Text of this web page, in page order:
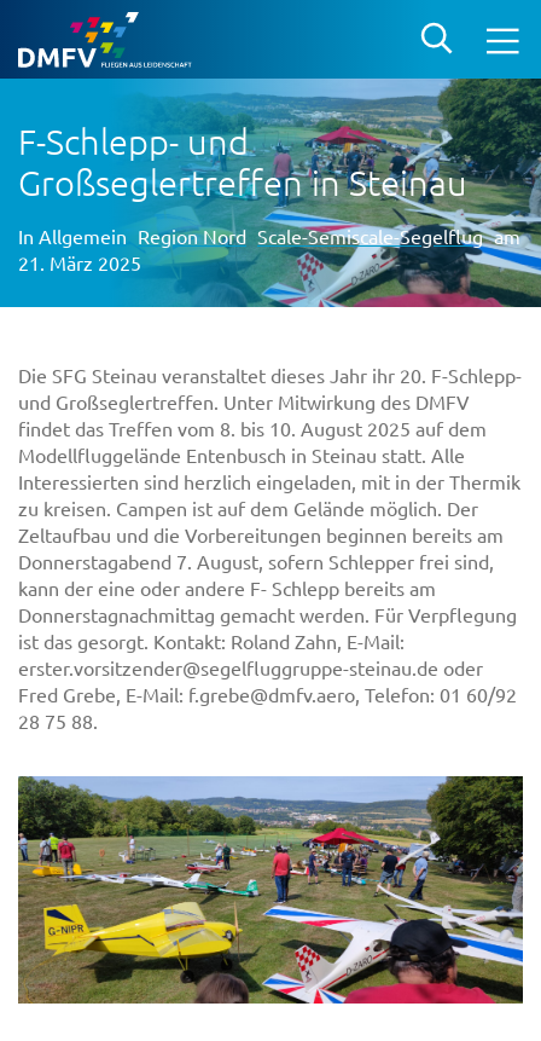
F-Schlepp- und
Großseglertreffen in Steinau
In Allgemein Region Nord Scale-Semiscale-Segelflug am
21. März 2025
Die SFG Steinau veranstaltet dieses Jahr ihr 20. F-Schlepp-
und Großseglertreffen. Unter Mitwirkung des DMFV
findet das Treffen vom 8. bis 10. August 2025 auf dem
Modellfluggelände Entenbusch in Steinau statt. Alle
Interessierten sind herzlich eingeladen, mit in der Thermik
zu kreisen. Campen ist auf dem Gelände möglich. Der
Zeltaufbau und die Vorbereitungen beginnen bereits am
Donnerstagabend 7. August, sofern Schlepper frei sind,
kann der eine oder andere F- Schlepp bereits am
Donnerstagnachmittag gemacht werden. Für Verpflegung
ist das gesorgt. Kontakt: Roland Zahn, E-Mail:
erster.vorsitzender@segelfluggruppe-steinau.de oder
Fred Grebe, E-Mail: f.grebe@dmfv.aero, Telefon: 01 60/92
28 75 88.